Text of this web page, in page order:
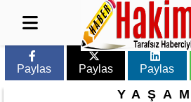
Paylas Paylas Paylas
YAŞAM